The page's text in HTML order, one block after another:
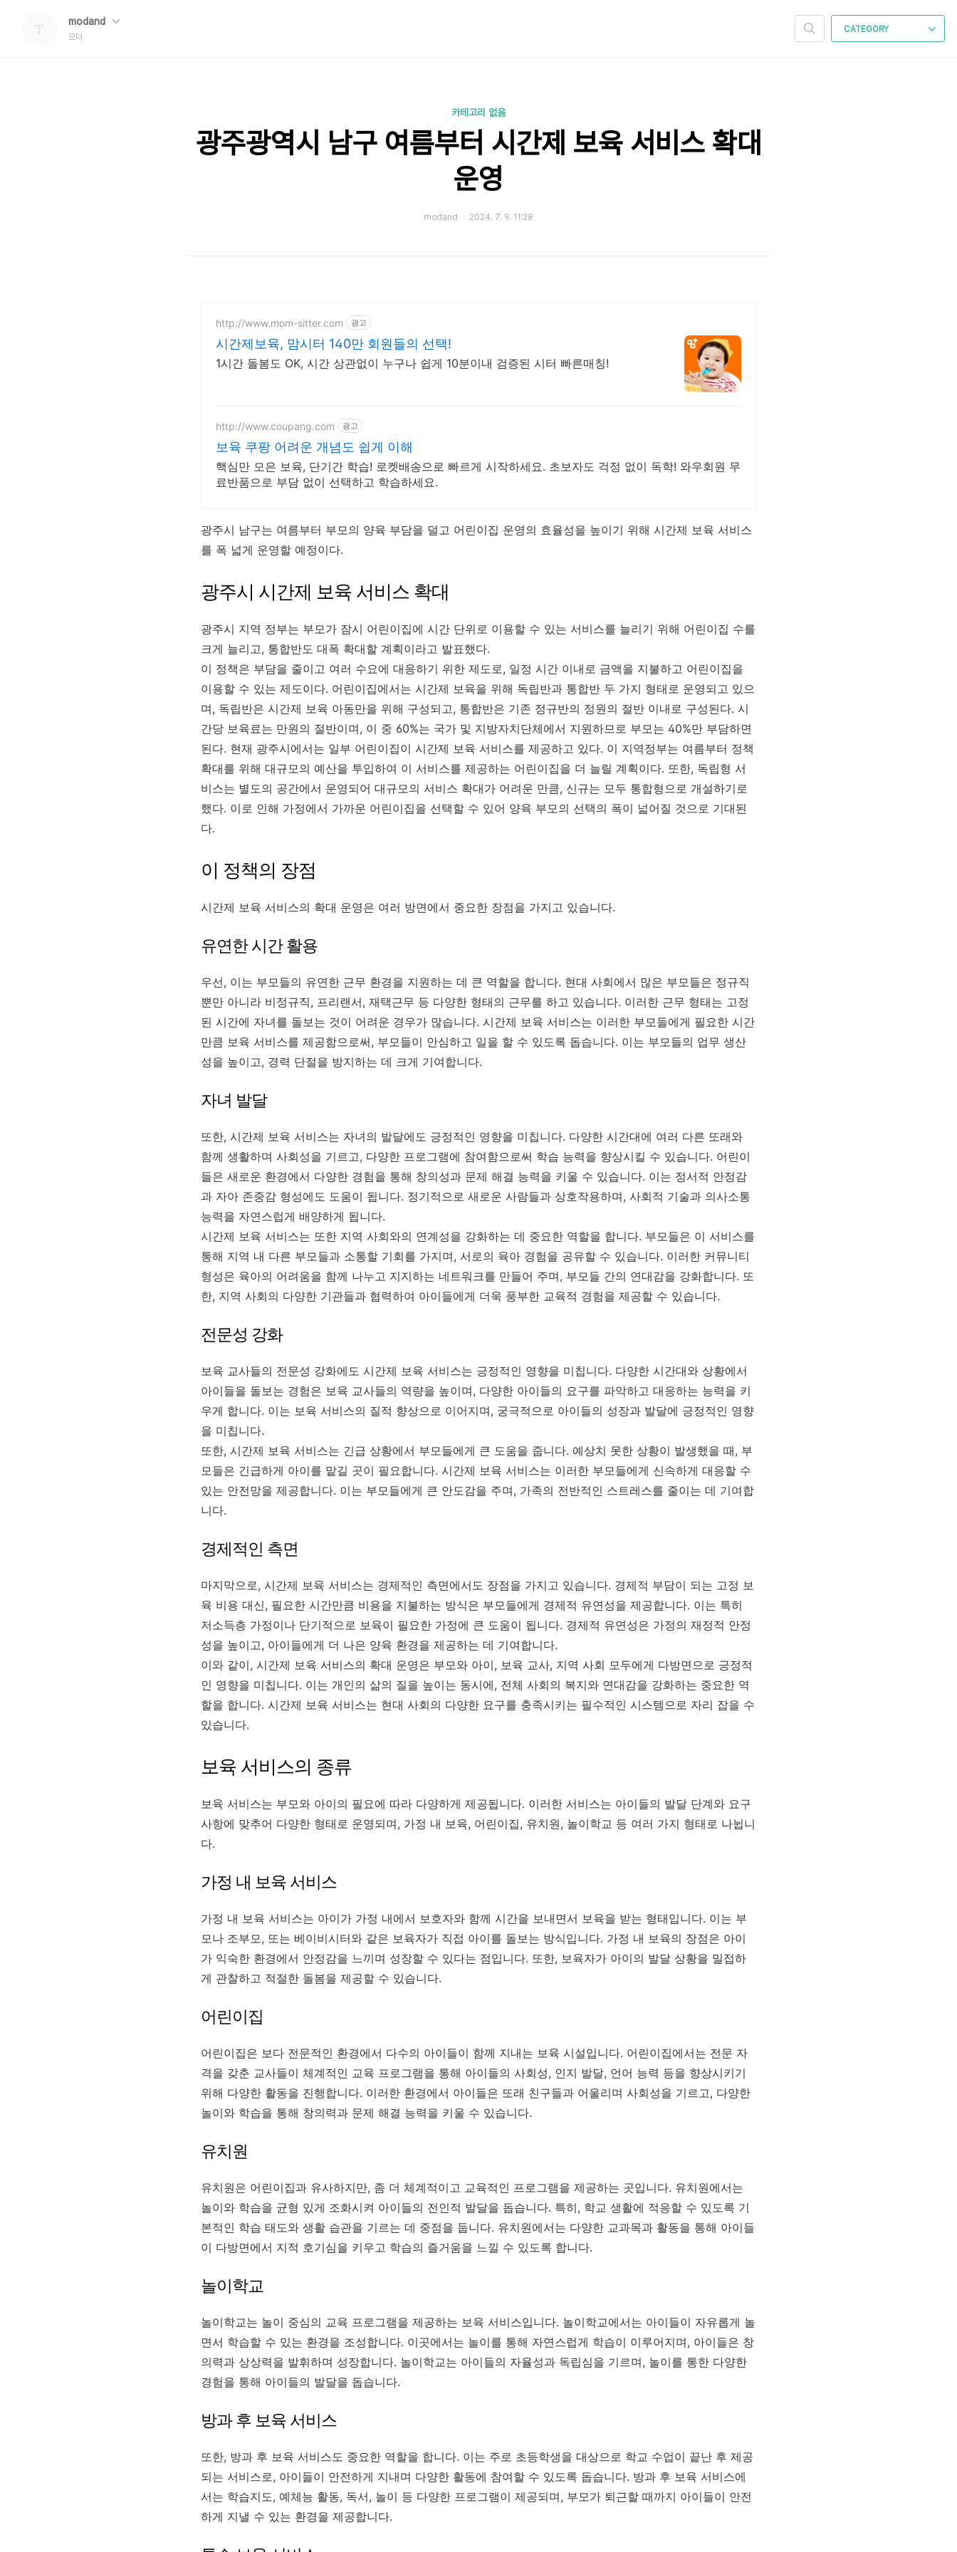
modand
모더
CATEGORY
카테고리 없음
광주광역시 남구 여름부터 시간제 보육 서비스 확대
운영
modand 2024. 7. 9. 11:28
http://www.mom-sitter.com 광고
시간제보육, 맘시터 140만 회원들의 선택!
1시간 돌봄도 OK, 시간 상관없이 누구나 쉽게 10분이내 검증된 시터 빠른매칭!
http://www.coupang.com 광고
보육 쿠팡 어려운 개념도 쉽게 이해
핵심만 모은 보육, 단기간 학습! 로켓배송으로 빠르게 시작하세요. 초보자도 걱정 없이 독학! 와우회원 무
료반품으로 부담 없이 선택하고 학습하세요.
광주시 남구는 여름부터 부모의 양육 부담을 덜고 어린이집 운영의 효율성을 높이기 위해 시간제 보육 서비스
를 폭 넓게 운영할 예정이다.
광주시 시간제 보육 서비스 확대
광주시 지역 정부는 부모가 잠시 어린이집에 시간 단위로 이용할 수 있는 서비스를 늘리기 위해 어린이집 수를
크게 늘리고, 통합반도 대폭 확대할 계획이라고 발표했다.
이 정책은 부담을 줄이고 여러 수요에 대응하기 위한 제도로, 일정 시간 이내로 금액을 지불하고 어린이집을
이용할 수 있는 제도이다. 어린이집에서는 시간제 보육을 위해 독립반과 통합반 두 가지 형태로 운영되고 있으
며, 독립반은 시간제 보육 아동만을 위해 구성되고, 통합반은 기존 정규반의 정원의 절반 이내로 구성된다. 시
간당 보육료는 만원의 절반이며, 이 중 60%는 국가 및 지방자치단체에서 지원하므로 부모는 40%만 부담하면
된다. 현재 광주시에서는 일부 어린이집이 시간제 보육 서비스를 제공하고 있다. 이 지역정부는 여름부터 정책
확대를 위해 대규모의 예산을 투입하여 이 서비스를 제공하는 어린이집을 더 늘릴 계획이다. 또한, 독립형 서
비스는 별도의 공간에서 운영되어 대규모의 서비스 확대가 어려운 만큼, 신규는 모두 통합형으로 개설하기로
했다. 이로 인해 가정에서 가까운 어린이집을 선택할 수 있어 양육 부모의 선택의 폭이 넓어질 것으로 기대된
다.
이 정책의 장점
시간제 보육 서비스의 확대 운영은 여러 방면에서 중요한 장점을 가지고 있습니다.
유연한 시간 활용
우선, 이는 부모들의 유연한 근무 환경을 지원하는 데 큰 역할을 합니다. 현대 사회에서 많은 부모들은 정규직
뿐만 아니라 비정규직, 프리랜서, 재택근무 등 다양한 형태의 근무를 하고 있습니다. 이러한 근무 형태는 고정
된 시간에 자녀를 돌보는 것이 어려운 경우가 많습니다. 시간제 보육 서비스는 이러한 부모들에게 필요한 시간
만큼 보육 서비스를 제공함으로써, 부모들이 안심하고 일을 할 수 있도록 돕습니다. 이는 부모들의 업무 생산
성을 높이고, 경력 단절을 방지하는 데 크게 기여합니다.
자녀 발달
또한, 시간제 보육 서비스는 자녀의 발달에도 긍정적인 영향을 미칩니다. 다양한 시간대에 여러 다른 또래와
함께 생활하며 사회성을 기르고, 다양한 프로그램에 참여함으로써 학습 능력을 향상시킬 수 있습니다. 어린이
들은 새로운 환경에서 다양한 경험을 통해 창의성과 문제 해결 능력을 키울 수 있습니다. 이는 정서적 안정감
과 자아 존중감 형성에도 도움이 됩니다. 정기적으로 새로운 사람들과 상호작용하며, 사회적 기술과 의사소통
능력을 자연스럽게 배양하게 됩니다.
시간제 보육 서비스는 또한 지역 사회와의 연계성을 강화하는 데 중요한 역할을 합니다. 부모들은 이 서비스를
통해 지역 내 다른 부모들과 소통할 기회를 가지며, 서로의 육아 경험을 공유할 수 있습니다. 이러한 커뮤니티
형성은 육아의 어려움을 함께 나누고 지지하는 네트워크를 만들어 주며, 부모들 간의 연대감을 강화합니다. 또
한, 지역 사회의 다양한 기관들과 협력하여 아이들에게 더욱 풍부한 교육적 경험을 제공할 수 있습니다.
전문성 강화
보육 교사들의 전문성 강화에도 시간제 보육 서비스는 긍정적인 영향을 미칩니다. 다양한 시간대와 상황에서
아이들을 돌보는 경험은 보육 교사들의 역량을 높이며, 다양한 아이들의 요구를 파악하고 대응하는 능력을 키
우게 합니다. 이는 보육 서비스의 질적 향상으로 이어지며, 궁극적으로 아이들의 성장과 발달에 긍정적인 영향
을 미칩니다.
또한, 시간제 보육 서비스는 긴급 상황에서 부모들에게 큰 도움을 줍니다. 예상치 못한 상황이 발생했을 때, 부
모들은 긴급하게 아이를 맡길 곳이 필요합니다. 시간제 보육 서비스는 이러한 부모들에게 신속하게 대응할 수
있는 안전망을 제공합니다. 이는 부모들에게 큰 안도감을 주며, 가족의 전반적인 스트레스를 줄이는 데 기여합
니다.
경제적인 측면
마지막으로, 시간제 보육 서비스는 경제적인 측면에서도 장점을 가지고 있습니다. 경제적 부담이 되는 고정 보
육 비용 대신, 필요한 시간만큼 비용을 지불하는 방식은 부모들에게 경제적 유연성을 제공합니다. 이는 특히
저소득층 가정이나 단기적으로 보육이 필요한 가정에 큰 도움이 됩니다. 경제적 유연성은 가정의 재정적 안정
성을 높이고, 아이들에게 더 나은 양육 환경을 제공하는 데 기여합니다.
이와 같이, 시간제 보육 서비스의 확대 운영은 부모와 아이, 보육 교사, 지역 사회 모두에게 다방면으로 긍정적
인 영향을 미칩니다. 이는 개인의 삶의 질을 높이는 동시에, 전체 사회의 복지와 연대감을 강화하는 중요한 역
할을 합니다. 시간제 보육 서비스는 현대 사회의 다양한 요구를 충족시키는 필수적인 시스템으로 자리 잡을 수
있습니다.
보육 서비스의 종류
보육 서비스는 부모와 아이의 필요에 따라 다양하게 제공됩니다. 이러한 서비스는 아이들의 발달 단계와 요구
사항에 맞추어 다양한 형태로 운영되며, 가정 내 보육, 어린이집, 유치원, 놀이학교 등 여러 가지 형태로 나뉩니
다.
가정 내 보육 서비스
가정 내 보육 서비스는 아이가 가정 내에서 보호자와 함께 시간을 보내면서 보육을 받는 형태입니다. 이는 부
모나 조부모, 또는 베이비시터와 같은 보육자가 직접 아이를 돌보는 방식입니다. 가정 내 보육의 장점은 아이
가 익숙한 환경에서 안정감을 느끼며 성장할 수 있다는 점입니다. 또한, 보육자가 아이의 발달 상황을 밀접하
게 관찰하고 적절한 돌봄을 제공할 수 있습니다.
어린이집
어린이집은 보다 전문적인 환경에서 다수의 아이들이 함께 지내는 보육 시설입니다. 어린이집에서는 전문 자
격을 갖춘 교사들이 체계적인 교육 프로그램을 통해 아이들의 사회성, 인지 발달, 언어 능력 등을 향상시키기
위해 다양한 활동을 진행합니다. 이러한 환경에서 아이들은 또래 친구들과 어울리며 사회성을 기르고, 다양한
놀이와 학습을 통해 창의력과 문제 해결 능력을 키울 수 있습니다.
유치원
유치원은 어린이집과 유사하지만, 좀 더 체계적이고 교육적인 프로그램을 제공하는 곳입니다. 유치원에서는
놀이와 학습을 균형 있게 조화시켜 아이들의 전인적 발달을 돕습니다. 특히, 학교 생활에 적응할 수 있도록 기
본적인 학습 태도와 생활 습관을 기르는 데 중점을 둡니다. 유치원에서는 다양한 교과목과 활동을 통해 아이들
이 다방면에서 지적 호기심을 키우고 학습의 즐거움을 느낄 수 있도록 합니다.
놀이학교
놀이학교는 놀이 중심의 교육 프로그램을 제공하는 보육 서비스입니다. 놀이학교에서는 아이들이 자유롭게 놀
면서 학습할 수 있는 환경을 조성합니다. 이곳에서는 놀이를 통해 자연스럽게 학습이 이루어지며, 아이들은 창
의력과 상상력을 발휘하며 성장합니다. 놀이학교는 아이들의 자율성과 독립심을 기르며, 놀이를 통한 다양한
경험을 통해 아이들의 발달을 돕습니다.
방과 후 보육 서비스
또한, 방과 후 보육 서비스도 중요한 역할을 합니다. 이는 주로 초등학생을 대상으로 학교 수업이 끝난 후 제공
되는 서비스로, 아이들이 안전하게 지내며 다양한 활동에 참여할 수 있도록 돕습니다. 방과 후 보육 서비스에
서는 학습지도, 예체능 활동, 독서, 놀이 등 다양한 프로그램이 제공되며, 부모가 퇴근할 때까지 아이들이 안전
하게 지낼 수 있는 환경을 제공합니다.